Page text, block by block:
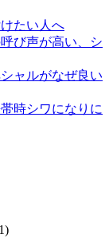
たい人へ
び声が高い、シ
ャルがなぜ良い
時シワになりに